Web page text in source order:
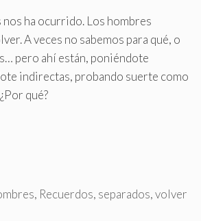
nos ha ocurrido. Los hombres
A veces no sabemos para qué, o
pero ahí están, poniéndote
indirectas, probando suerte como
qué?
, Recuerdos, separados,volver